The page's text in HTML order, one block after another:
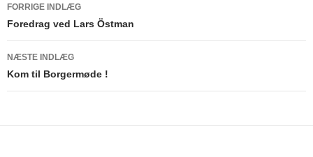
Indlægsnavigation
FORRIGE INDLÆG
Foredrag ved Lars Östman
NÆSTE INDLÆG
Kom til Borgermøde !